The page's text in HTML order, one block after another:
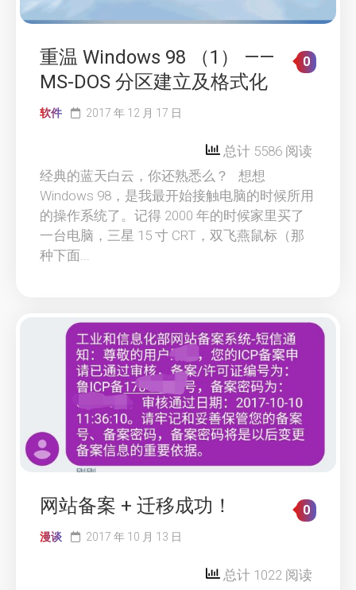
重温 Windows 98 （1） ——
MS-DOS 分区建立及格式化
0
软件 2017 年 12 月 17 日
总计 5586 阅读
经典的蓝天白云，你还熟悉么？ 想想
Windows 98，是我最开始接触电脑的时候所用
的操作系统了。记得 2000 年的时候家里买了
一台电脑，三星 15 寸 CRT，双飞燕鼠标（那
种下面...
网站备案 + 迁移成功！ 0
漫谈 2017 年 10 月 13 日
总计 1022 阅读